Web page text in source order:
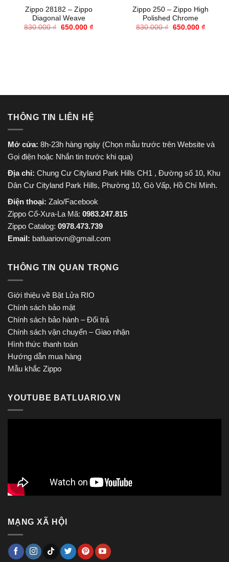
Zippo 28182 – Zippo
Diagonal Weave
830.000₫ Giá
650.000 ₫Giá
Zippo 250 – Zippo High
Polished Chrome
830.000₫ Giá
650.000 ₫Giá
THÔNG TIN LIÊN HỆ
Mở cửa: 8h-23h hàng ngày (Chọn mẫu trước trên Website và
Gọi điện hoặc Nhắn tin trước khi qua)
Địa chỉ: Chung Cư Cityland Park Hills CH1 , Đường số 10, Khu
Dân Cư Cityland Park Hills, Phường 10, Gò Vấp, Hồ Chí Minh.
Điện thoại: Zalo/Facebook
Zippo Cổ-Xưa-La Mã: 0983.247.815
Zippo Catalog: 0978.473.739
Email: batluariovn@gmail.com
THÔNG TIN QUAN TRỌNG
Giới thiệu về Bật Lửa RIO
Chính sách bảo mật
Chính sách bảo hành – Đổi trả
Chính sách vận chuyển – Giao nhận
Hình thức thanh toán
Hướng dẫn mua hàng
Mẫu khắc Zippo
YOUTUBE BATLUARIO.VN
MẠNG XÃ HỘI